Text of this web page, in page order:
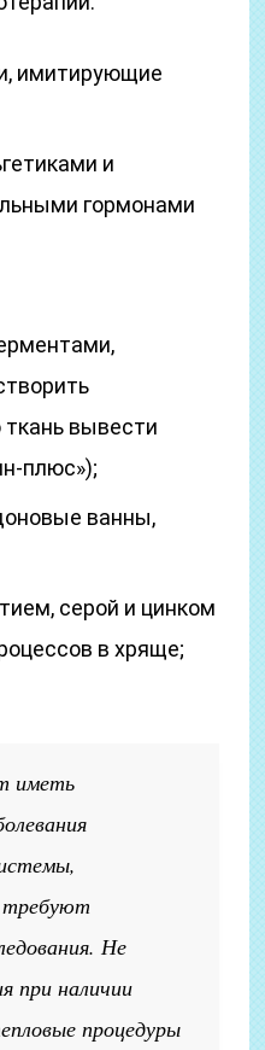
имитирующие
и
гормонами
вывести
плюс»);
ванны,
серой и цинком
в хряще;
иметь
требуют
Не
при наличии
процедуры